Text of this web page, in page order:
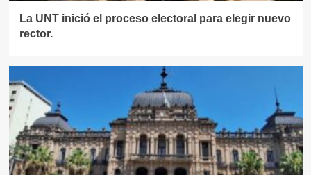
La UNT inició el proceso electoral para elegir nuevo
rector.